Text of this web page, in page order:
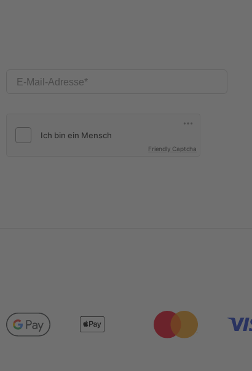
E-Mail-Adresse
Friendly Captcha